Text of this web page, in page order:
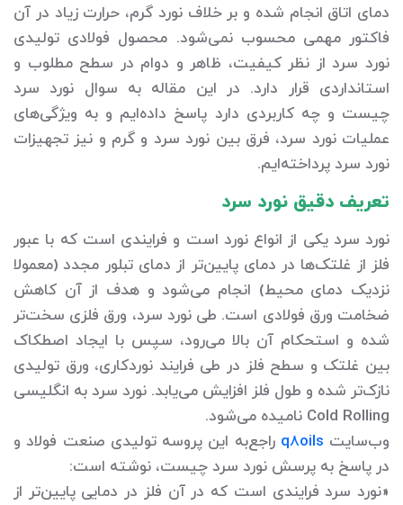
دمای اتاق انجام شده و بر خلاف نورد گرم، حرارت زیاد در آن
فاکتور مهمی محسوب نمی‌شود. محصول فولادی تولیدی
نورد سرد از نظر کیفیت، ظاهر و دوام در سطح مطلوب و
استانداردی قرار دارد. در این مقاله به سوال نورد سرد
چیست و چه کاربردی دارد پاسخ داده‌ایم و به ویژگی‌های
عملیات نورد سرد، فرق بین نورد سرد و گرم و نیز تجهیزات
نورد سرد پرداخته‌ایم.
تعریف دقیق نورد سرد
نورد سرد یکی از انواع نورد است و فرایندی است که با عبور
فلز از غلتک‌ها در دمای پایین‌تر از دمای تبلور مجدد (معمولا
نزدیک دمای محیط) انجام می‌شود و هدف از آن کاهش
ضخامت ورق فولادی است. طی نورد سرد، ورق فلزی سخت‌تر
شده و استحکام آن بالا می‌رود، سپس با ایجاد اصطکاک
بین غلتک و سطح فلز در طی فرایند نوردکاری، ورق تولیدی
نازک‌تر شده و طول فلز افزایش می‌یابد. نورد سرد به انگلیسی
Cold Rolling نامیده می‌شود.
وب‌سایت q8oils راجع‌به این پروسه تولیدی صنعت فولاد و
در پاسخ به پرسش نورد سرد چیست، نوشته است:
«نورد سرد فرایندی است که در آن فلز در دمایی پایین‌تر از